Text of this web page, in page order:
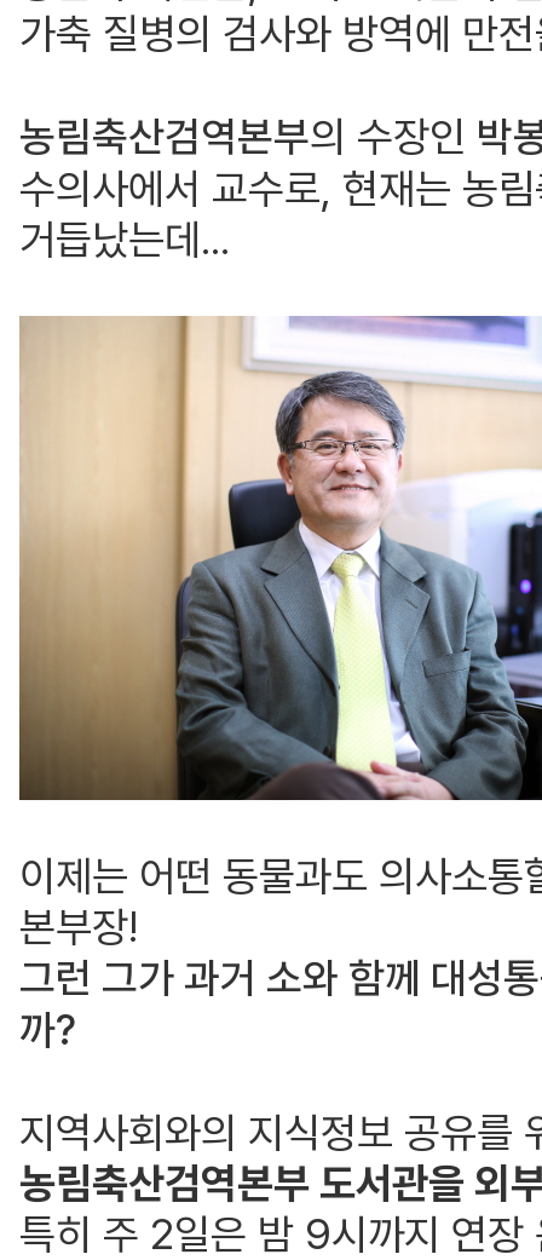
가축 질병의 검사와 방역에 만
농림축산검역본부의 수장인 박
수의사에서 교수로, 현재는 농
거듭났는데...
이제는 어떤 동물과도 의사소
본부장!
그런 그가 과거 소와 함께 대성
까?
지역사회와의 지식정보 공유를
농림축산검역본부 도서관을 외
특히 주 2일은 밤 9시까지 연장